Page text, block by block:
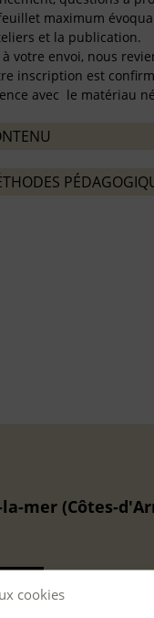
cookies
maximum
et la publication.
à votre envoi, nous
inscription est
avec le matériau
mer (Côtes-